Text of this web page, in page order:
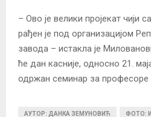
– Ово је велики пројекат чији
рађен је под организацијом
завода – истакла је
ће дан касније, односно 21.
одржан семинар за професоре
АУТОР: ДАНКА ЗЕМУНОВИЋ ФОТО: